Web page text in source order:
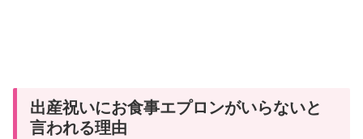
出産祝いにお食事エプロンがいらないと
言われる理由